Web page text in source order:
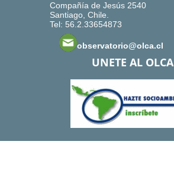
Compañía de Jesús 2540
Santiago, Chile.
Tel: 56.2.33654873
observatorio@olca.cl
UNETE AL OLCA